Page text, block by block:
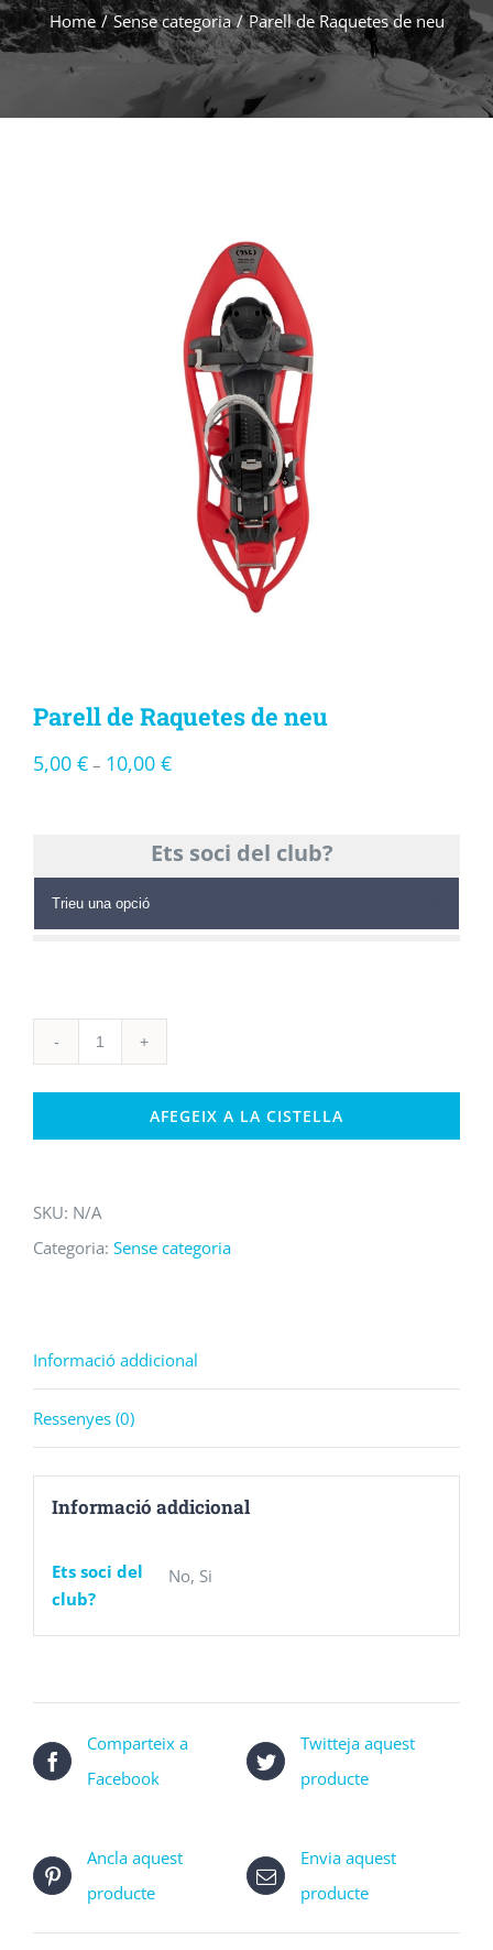
Home / Sense categoria / Parell de Raquetes de neu
Parell de Raquetes de neu
5,00 € – 10,00 €
Ets soci del club?
de
AFEGEIX A LA CISTELLA
SKU: N/A
Categoria: Sense categoria
Informació addicional
Ressenyes (0)
Informació addicional
Ets soci del
club?
No, Si
Comparteix a
Facebook
Twitteja aquest
producte
Ancla aquest
producte
Envia aquest
producte